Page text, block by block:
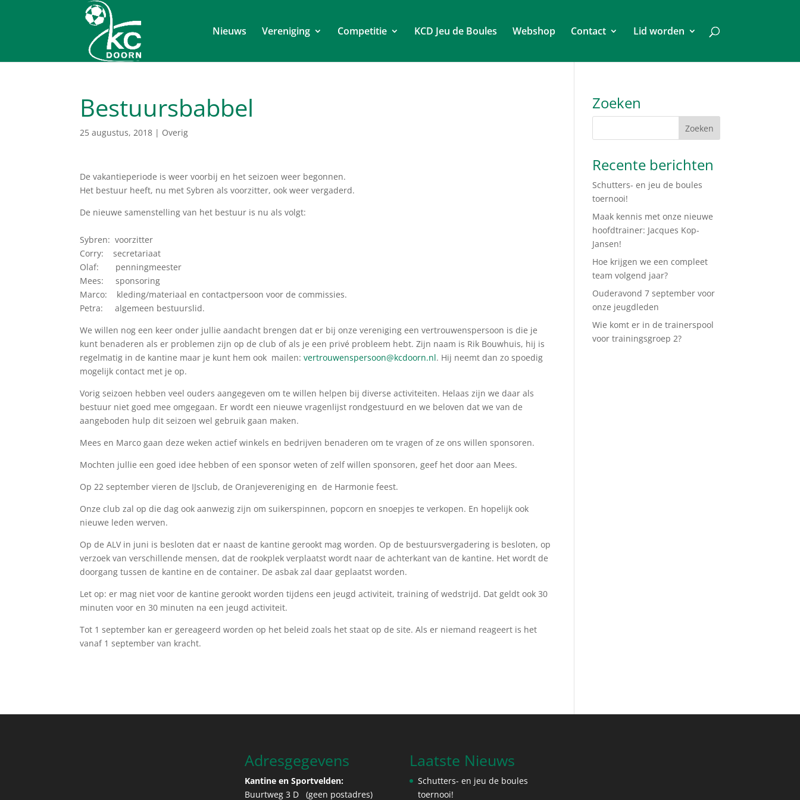
Nieuws Vereniging Competitie KCD Jeu de Boules Webshop Contact Lid worden
Bestuursbabbel
25 augustus, 2018 | Overig
De vakantieperiode is weer voorbij en het seizoen weer begonnen.
Het bestuur heeft, nu met Sybren als voorzitter, ook weer vergaderd.
De nieuwe samenstelling van het bestuur is nu als volgt:
Sybren: voorzitter
Corry: secretariaat
Olaf: penningmeester
Mees: sponsoring
Marco: kleding/materiaal en contactpersoon voor de commissies.
Petra: algemeen bestuurslid.
We willen nog een keer onder jullie aandacht brengen dat er bij onze vereniging een vertrouwenspersoon is die je
kunt benaderen als er problemen zijn op de club of als je een privé probleem hebt. Zijn naam is Rik Bouwhuis, hij is
regelmatig in de kantine maar je kunt hem ook mailen:vertrouwenspersoon@kcdoorn.nl. Hij neemt dan zo spoedig
mogelijk contact met je op.
Vorig seizoen hebben veel ouders aangegeven om te willen helpen bij diverse activiteiten. Helaas zijn we daar als
bestuur niet goed mee omgegaan. Er wordt een nieuwe vragenlijst rondgestuurd en we beloven dat we van de
aangeboden hulp dit seizoen wel gebruik gaan maken.
Mees en Marco gaan deze weken actief winkels en bedrijven benaderen om te vragen of ze ons willen sponsoren.
Mochten jullie een goed idee hebben of een sponsor weten of zelf willen sponsoren, geef het door aan Mees.
Op 22 september vieren de IJsclub, de Oranjevereniging en de Harmonie feest.
Onze club zal op die dag ook aanwezig zijn om suikerspinnen, popcorn en snoepjes te verkopen. En hopelijk ook
nieuwe leden werven.
Op de ALV in juni is besloten dat er naast de kantine gerookt mag worden. Op de bestuursvergadering is besloten, op
verzoek van verschillende mensen, dat de rookplek verplaatst wordt naar de achterkant van de kantine. Het wordt de
doorgang tussen de kantine en de container. De asbak zal daar geplaatst worden.
Let op: er mag niet voor de kantine gerookt worden tijdens een jeugd activiteit, training of wedstrijd. Dat geldt ook 30
minuten voor en 30 minuten na een jeugd activiteit.
Tot 1 september kan er gereageerd worden op het beleid zoals het staat op de site. Als er niemand reageert is het
vanaf 1 september van kracht.
Zoeken
Recente berichten
Schutters- en jeu de boules
toernooi!
Maak kennis met onze nieuwe
hoofdtrainer: Jacques Kop-
Jansen!
Hoe krijgen we een compleet
team volgend jaar?
Ouderavond 7 september voor
onze jeugdleden
Wie komt er in de trainerspool
voor trainingsgroep 2?
Adresgegevens
Kantine en Sportvelden:
Buurtweg 3 D (geen postadres)
Laatste Nieuws
Schutters- en jeu de boules
toernooi!